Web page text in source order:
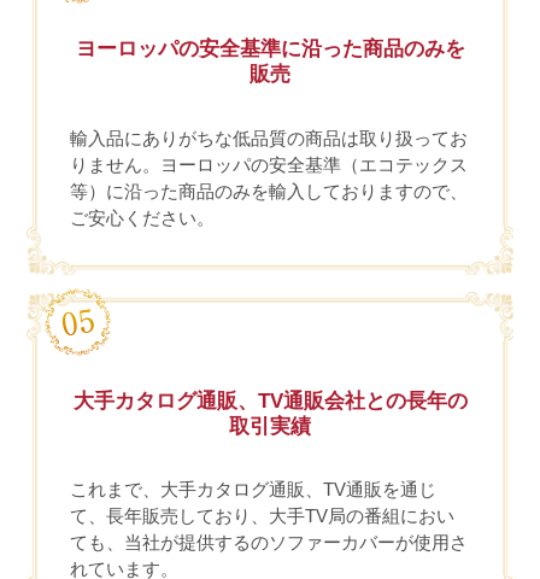
ヨーロッパの安全基準に沿った商品のみを
販売
輸入品にありがちな低品質の商品は取り扱ってお
りません。ヨーロッパの安全基準（エコテックス
等）に沿った商品のみを輸入しておりますので、
ご安心ください。
大手カタログ通販、TV通販会社との長年の
取引実績
これまで、大手カタログ通販、TV通販を通じ
て、長年販売しており、大手TV局の番組におい
ても、当社が提供するのソファーカバーが使用さ
れています。